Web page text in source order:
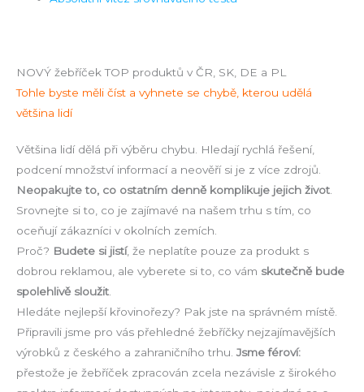
NOVÝ žebříček TOP produktů v ČR, SK, DE a PL
Tohle byste měli číst a vyhnete se chybě, kterou udělá
většina lidí
Většina lidí dělá při výběru chybu. Hledají rychlá řešení,
podcení množství informací a neověří si je z více zdrojů.
Neopakujte to, co ostatním denně komplikuje jejich život
Srovnejte si to, co je zajímavé na našem trhu s tím, co
oceňují zákazníci v okolních zemích.
Proč? Budete si jistí, že neplatíte pouze za produkt s
dobrou reklamou, ale vyberete si to, co vám skutečně bude
spolehlivě sloužit
Hledáte nejlepší křovinořezy? Pak jste na správném místě.
Připravili jsme pro vás přehledné žebříčky nejzajímavějších
výrobků z českého a zahraničního trhu.Jsme féroví:
přestože je žebříček zpracován zcela nezávisle z širokého